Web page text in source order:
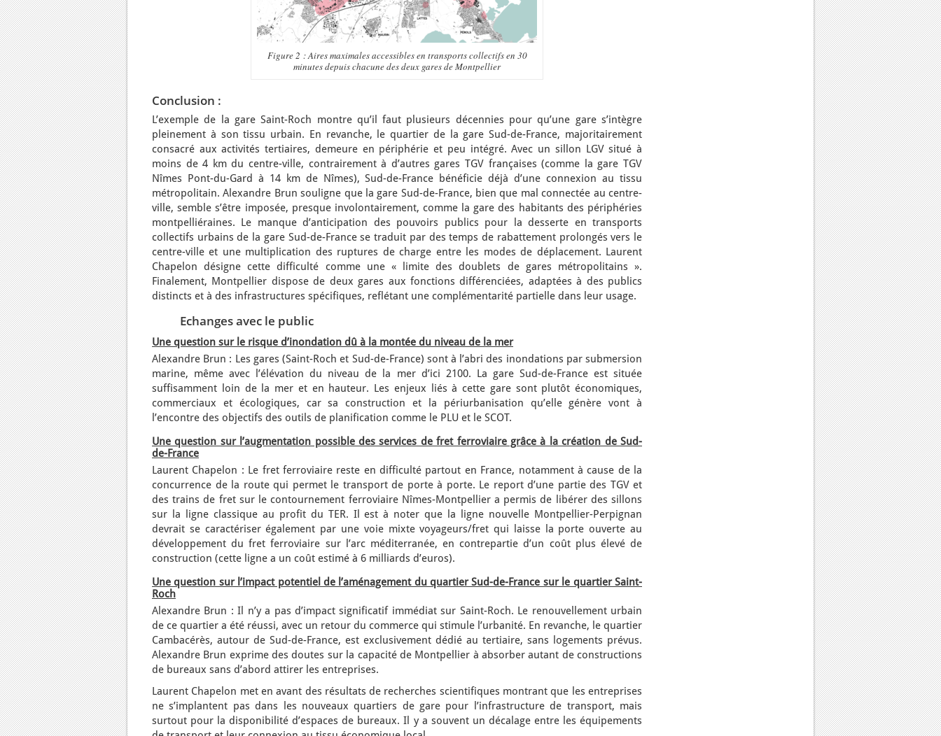
Figure 2 : Aires maximales accessibles en transports collectifs en 30
minutes depuis chacune des deux gares de Montpellier
Conclusion :
L’exemple de la gare Saint-Roch montre qu’il faut plusieurs décennies pour qu’une gare s’intègre
pleinement à son tissu urbain. En revanche, le quartier de la gare Sud-de-France, majoritairement
consacré aux activités tertiaires, demeure en périphérie et peu intégré. Avec un sillon LGV situé à
moins de 4 km du centre-ville, contrairement à d’autres gares TGV françaises (comme la gare TGV
Nîmes Pont-du-Gard à 14 km de Nîmes), Sud-de-France bénéficie déjà d’une connexion au tissu
métropolitain. Alexandre Brun souligne que la gare Sud-de-France, bien que mal connectée au centre-
ville, semble s’être imposée, presque involontairement, comme la gare des habitants des périphéries
montpelliéraines. Le manque d’anticipation des pouvoirs publics pour la desserte en transports
collectifs urbains de la gare Sud-de-France se traduit par des temps de rabattement prolongés vers le
centre-ville et une multiplication des ruptures de charge entre les modes de déplacement. Laurent
Chapelon désigne cette difficulté comme une « limite des doublets de gares métropolitains ».
Finalement, Montpellier dispose de deux gares aux fonctions différenciées, adaptées à des publics
distincts et à des infrastructures spécifiques, reflétant une complémentarité partielle dans leur usage.
Echanges avec le public
Une question sur le risque d’inondation dû à la montée du niveau de la mer
Alexandre Brun : Les gares (Saint-Roch et Sud-de-France) sont à l’abri des inondations par submersion
marine, même avec l’élévation du niveau de la mer d’ici 2100. La gare Sud-de-France est située
suffisamment loin de la mer et en hauteur. Les enjeux liés à cette gare sont plutôt économiques,
commerciaux et écologiques, car sa construction et la périurbanisation qu’elle génère vont à
l’encontre des objectifs des outils de planification comme le PLU et le SCOT.
Une question sur l’augmentation possible des services de fret ferroviaire grâce à la création de Sud-
de-France
Laurent Chapelon : Le fret ferroviaire reste en difficulté partout en France, notamment à cause de la
concurrence de la route qui permet le transport de porte à porte. Le report d’une partie des TGV et
des trains de fret sur le contournement ferroviaire Nîmes-Montpellier a permis de libérer des sillons
sur la ligne classique au profit du TER. Il est à noter que la ligne nouvelle Montpellier-Perpignan
devrait se caractériser également par une voie mixte voyageurs/fret qui laisse la porte ouverte au
développement du fret ferroviaire sur l’arc méditerranée, en contrepartie d’un coût plus élevé de
construction (cette ligne a un coût estimé à 6 milliards d’euros).
Une question sur l’impact potentiel de l’aménagement du quartier Sud-de-France sur le quartier Saint-
Roch
Alexandre Brun : Il n’y a pas d’impact significatif immédiat sur Saint-Roch. Le renouvellement urbain
de ce quartier a été réussi, avec un retour du commerce qui stimule l’urbanité. En revanche, le quartier
Cambacérès, autour de Sud-de-France, est exclusivement dédié au tertiaire, sans logements prévus.
Alexandre Brun exprime des doutes sur la capacité de Montpellier à absorber autant de constructions
de bureaux sans d’abord attirer les entreprises.
Laurent Chapelon met en avant des résultats de recherches scientifiques montrant que les entreprises
ne s’implantent pas dans les nouveaux quartiers de gare pour l’infrastructure de transport, mais
surtout pour la disponibilité d’espaces de bureaux. Il y a souvent un décalage entre les équipements